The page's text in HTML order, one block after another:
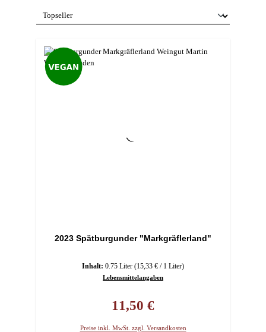
2023 Spätburgunder "Markgräflerland"
Inhalt: 0.75 Liter (15,33 € / 1 Liter)
Lebensmittelangaben
11,50 €
Preise inkl. MwSt. zzgl. Versandkosten